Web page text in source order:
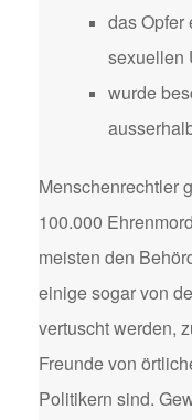
das Opfer
sexuellen
wurde
Menschenrechtler
100.000
meisten den
einige sogar von
vertuscht werden,
Freunde von
Politikern sind.